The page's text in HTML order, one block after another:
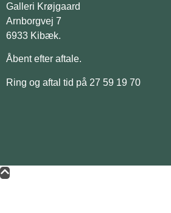
Galleri Krøjgaard
Arnborgvej 7
6933 Kibæk.
Åbent efter aftale.
Ring og aftal tid på 27 59 19 70